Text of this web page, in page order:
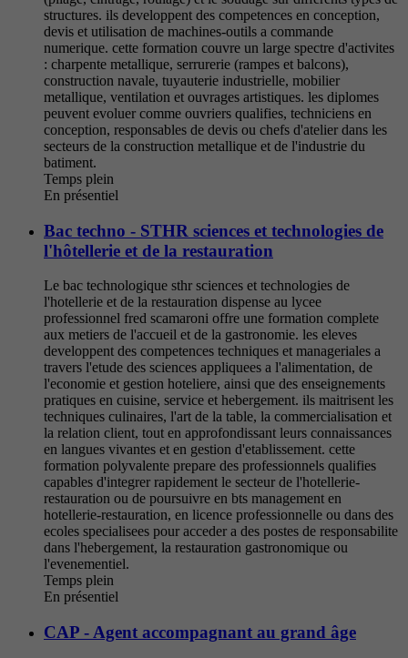
structures. ils developpent des competences en conception,
devis et utilisation de machines-outils a commande
numerique. cette formation couvre un large spectre d'activites
: charpente metallique, serrurerie (rampes et balcons),
construction navale, tuyauterie industrielle, mobilier
metallique, ventilation et ouvrages artistiques. les diplomes
peuvent evoluer comme ouvriers qualifies, techniciens en
conception, responsables de devis ou chefs d'atelier dans les
secteurs de la construction metallique et de l'industrie du
batiment.
Temps plein
En présentiel
Bac techno - STHR sciences et technologies de
l'hôtellerie et de la restauration
Le bac technologique sthr sciences et technologies de
l'hotellerie et de la restauration dispense au lycee
professionnel fred scamaroni offre une formation complete
aux metiers de l'accueil et de la gastronomie. les eleves
developpent des competences techniques et manageriales a
travers l'etude des sciences appliquees a l'alimentation, de
l'economie et gestion hoteliere, ainsi que des enseignements
pratiques en cuisine, service et hebergement. ils maitrisent les
techniques culinaires, l'art de la table, la commercialisation et
la relation client, tout en approfondissant leurs connaissances
en langues vivantes et en gestion d'etablissement. cette
formation polyvalente prepare des professionnels qualifies
capables d'integrer rapidement le secteur de l'hotellerie-
restauration ou de poursuivre en bts management en
hotellerie-restauration, en licence professionnelle ou dans des
ecoles specialisees pour acceder a des postes de responsabilite
dans l'hebergement, la restauration gastronomique ou
l'evenementiel.
Temps plein
En présentiel
CAP - Agent accompagnant au grand âge